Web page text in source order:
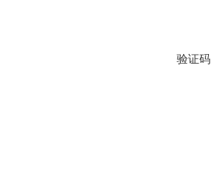
验证码